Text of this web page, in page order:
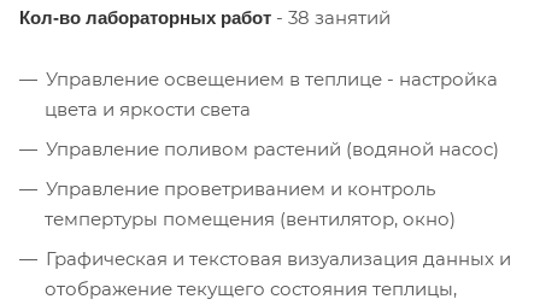
Кол-во лабораторных работ - 38 занятий
Управление освещением в теплице - настройка
цвета и яркости света
Управление поливом растений (водяной насос)
Управление проветриванием и контроль
темпертуры помещения (вентилятор, окно)
Графическая и текстовая визуализация данных и
отображение текущего состояния теплицы,